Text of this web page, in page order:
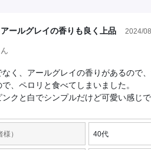
アールグレイの香りも良く上品 2024/
く、アールグレイの香りがあるので
、ペロリと食べてしまいました。
クと白でシンプルだけど可愛い感じ
） 40代